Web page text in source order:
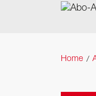
Home